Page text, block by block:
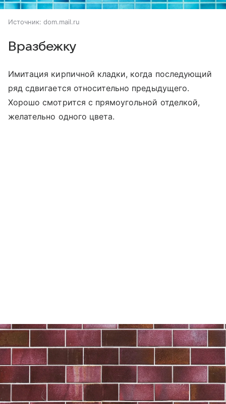
Источник: dom.mail.ru
Вразбежку
Имитация кирпичной кладки, когда последующий
ряд сдвигается относительно предыдущего.
Хорошо смотрится с прямоугольной отделкой,
желательно одного цвета.